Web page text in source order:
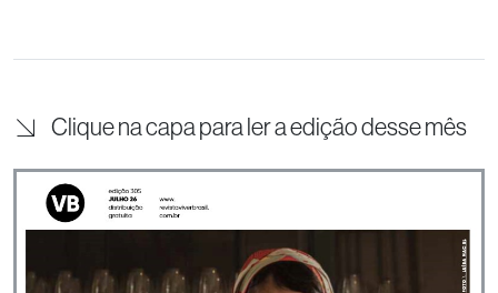
Clique na capa para ler a edição desse mês